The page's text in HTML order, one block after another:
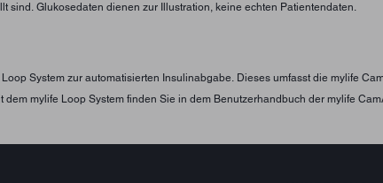
sind. Glukosedaten dienen zur Illustration, keine echten Patientendaten.
System zur automatisierten Insulinabgabe. Dieses umfasst die mylife
mylife Loop System finden Sie in dem Benutzerhandbuch der mylife